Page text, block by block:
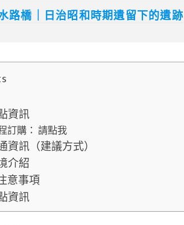
路橋｜日治昭和時期遺留下的遺跡
資訊
訂購： 請點我
資訊（建議方式）
介紹
意事項
資訊